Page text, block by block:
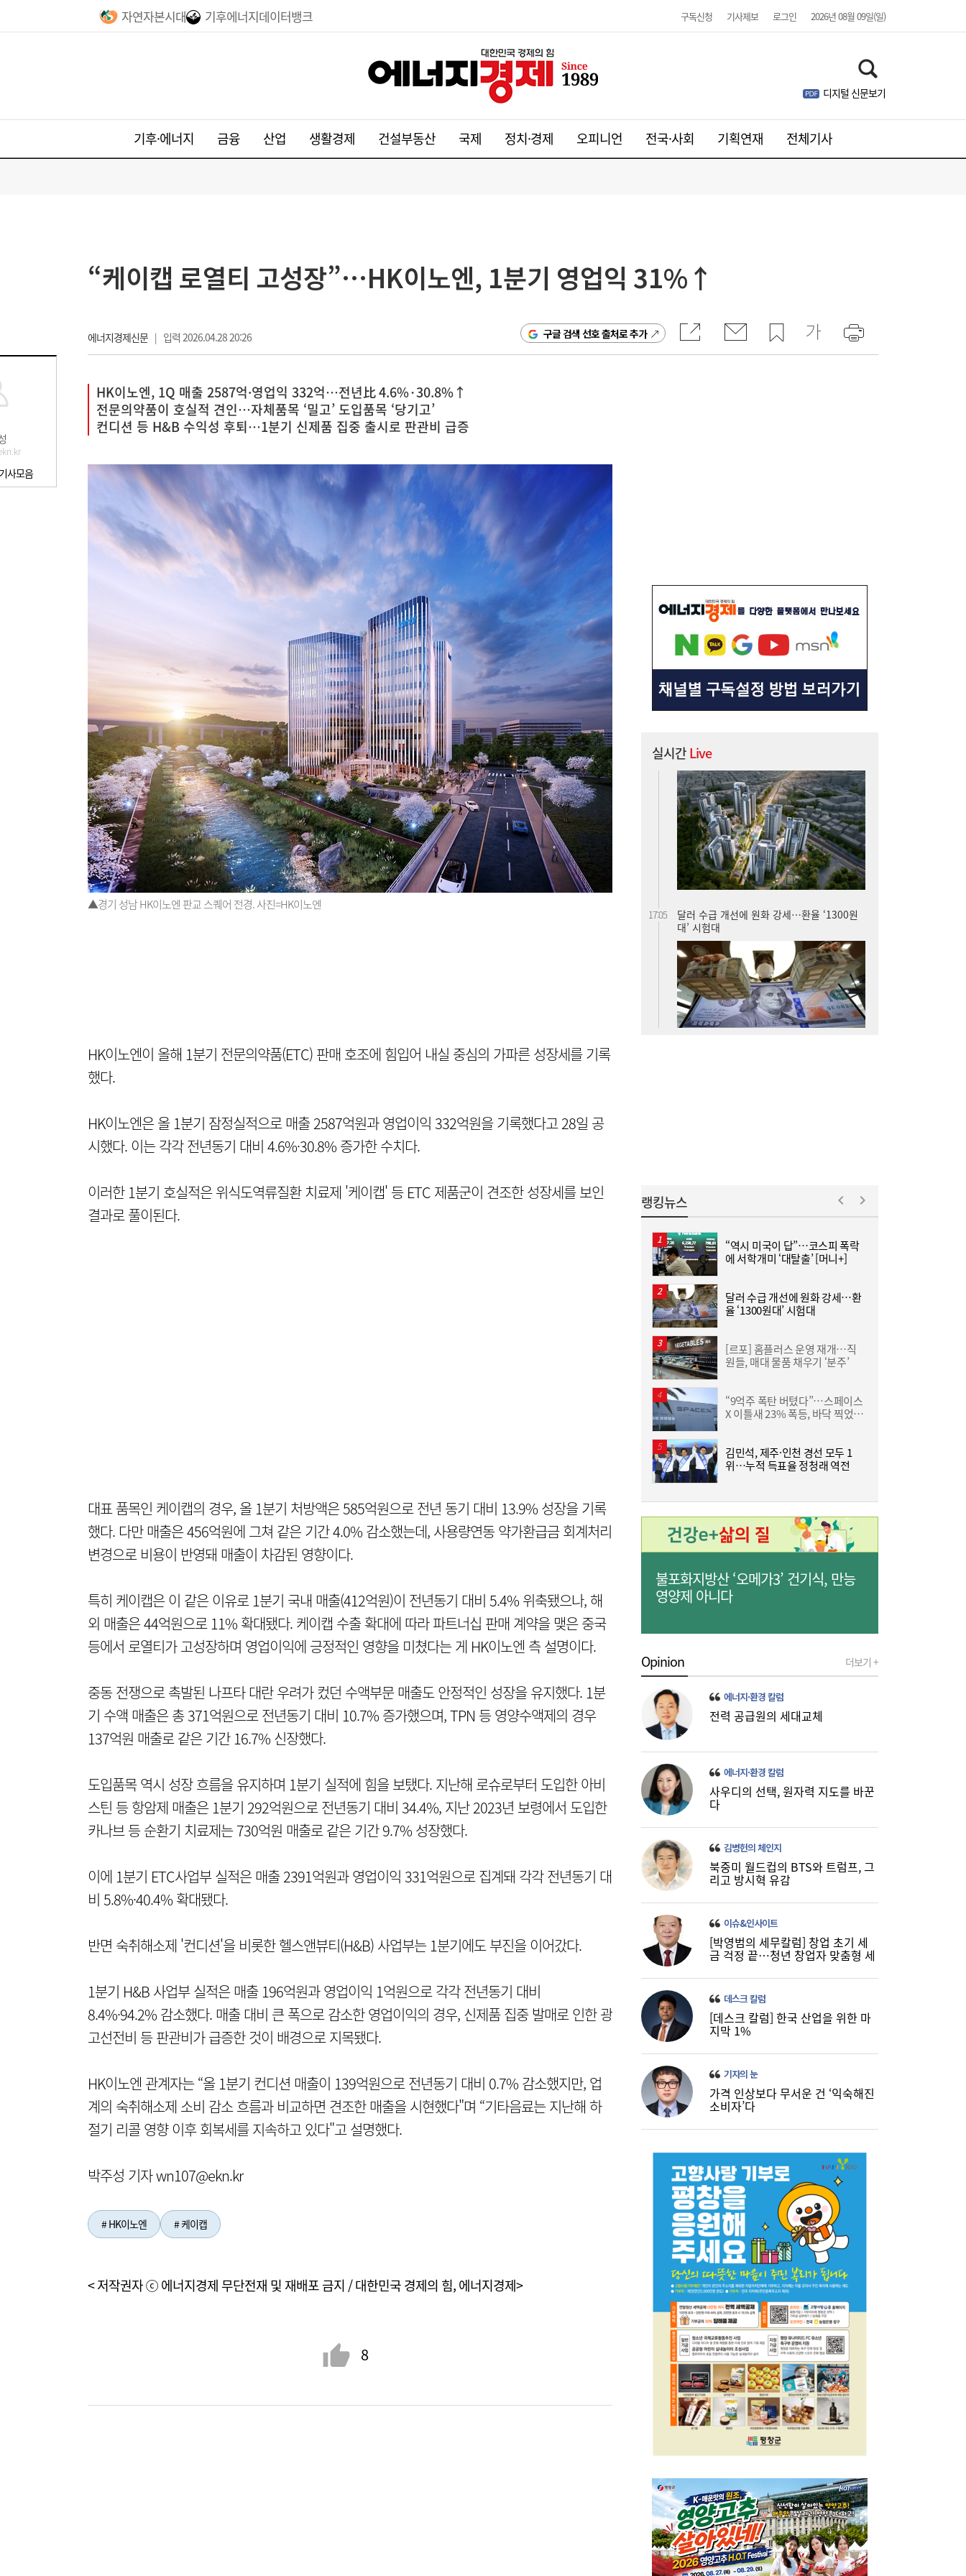
자연자본시대 기후에너지데이터뱅크 구독신청 기사제보 로그인 2026년 08월 09일(일)
디지털 신문보기
기후·에너지 금융 산업 생활경제 건설부동산 국제 정치·경제 오피니언 전국·사회 기획연재 전체기사
사모음
“케이캡 로열티 고성장”…HK이노엔, 1분기 영업익 31%↑
에너지경제신문| 입력 2026.04.28 20:26 구글 검색 선호 출처로 추가
HK이노엔, 1Q 매출 2587억·영업익 332억…전년比 4.6%·30.8%↑
전문의약품이 호실적 견인…자체품목 ‘밀고’ 도입품목 ‘당기고’
컨디션 등 H&B 수익성 후퇴…1분기 신제품 집중 출시로 판관비 급증
▲경기 성남 HK이노엔 판교 스퀘어 전경. 사진=HK이노엔
HK이노엔이 올해 1분기 전문의약품(ETC) 판매 호조에 힘입어 내실 중심의 가파른 성장세를 기록
했다.
HK이노엔은 올 1분기 잠정실적으로 매출 2587억원과 영업이익 332억원을 기록했다고 28일 공
시했다. 이는 각각 전년동기 대비 4.6%·30.8% 증가한 수치다.
이러한 1분기 호실적은 위식도역류질환 치료제 '케이캡' 등 ETC 제품군이 견조한 성장세를 보인
결과로 풀이된다.
대표 품목인 케이캡의 경우, 올 1분기 처방액은 585억원으로 전년 동기 대비 13.9% 성장을 기록
했다. 다만 매출은 456억원에 그쳐 같은 기간 4.0% 감소했는데, 사용량연동 약가환급금 회계처리
변경으로 비용이 반영돼 매출이 차감된 영향이다.
특히 케이캡은 이 같은 이유로 1분기 국내 매출(412억원)이 전년동기 대비 5.4% 위축됐으나, 해
외 매출은 44억원으로 11% 확대됐다. 케이캡 수출 확대에 따라 파트너십 판매 계약을 맺은 중국
등에서 로열티가 고성장하며 영업이익에 긍정적인 영향을 미쳤다는 게 HK이노엔 측 설명이다.
중동 전쟁으로 촉발된 나프타 대란 우려가 컸던 수액부문 매출도 안정적인 성장을 유지했다. 1분
기 수액 매출은 총 371억원으로 전년동기 대비 10.7% 증가했으며, TPN 등 영양수액제의 경우
137억원 매출로 같은 기간 16.7% 신장했다.
도입품목 역시 성장 흐름을 유지하며 1분기 실적에 힘을 보탰다. 지난해 로슈로부터 도입한 아비
스틴 등 항암제 매출은 1분기 292억원으로 전년동기 대비 34.4%, 지난 2023년 보령에서 도입한
카나브 등 순환기 치료제는 730억원 매출로 같은 기간 9.7% 성장했다.
이에 1분기 ETC사업부 실적은 매출 2391억원과 영업이익 331억원으로 집계돼 각각 전년동기 대
비 5.8%·40.4% 확대됐다.
반면 숙취해소제 '컨디션'을 비롯한 헬스앤뷰티(H&B) 사업부는 1분기에도 부진을 이어갔다.
1분기 H&B 사업부 실적은 매출 196억원과 영업이익 1억원으로 각각 전년동기 대비
8.4%·94.2% 감소했다. 매출 대비 큰 폭으로 감소한 영업이익의 경우, 신제품 집중 발매로 인한 광
고선전비 등 판관비가 급증한 것이 배경으로 지목됐다.
HK이노엔 관계자는 “올 1분기 컨디션 매출이 139억원으로 전년동기 대비 0.7% 감소했지만, 업
계의 숙취해소제 소비 감소 흐름과 비교하면 견조한 매출을 시현했다"며 “기타음료는 지난해 하
절기 리콜 영향 이후 회복세를 지속하고 있다"고 설명했다.
박주성 기자 wn107@ekn.kr
# HK이노엔 # 케이캡
< 저작권자 ⓒ 에너지경제 무단전재 및 재배포 금지 / 대한민국 경제의 힘, 에너지경제>
8
실시간Live
율 정청래 역전
[송윤주의 부동산생태계] 첫발 뗀 ‘적금주
택’…주거사다리 기능할까
달러 수급 개선에 원화 강세…환율 ‘1300원
대’ 시험대
“40도 폭염에 쓰러지면”...나도 받을 수 있는
보험금 있다
14:24
김민석 “갈등 제로” vs 정청래 “한 번 배신하
면 또”…제주서 난타전
13:11
줄었던 中企 대출, 한 달 만에 반등…5대 은
행, 기업대출 확대
11:20
“역시 미국이 답”…코스피 폭락에 서학개미
‘대탈출’ [머니+]
이쯤되면 ‘내홍위’…국힘 윤리위원 또 사퇴,
윤리위 내부 갈등 확산
랭킹뉴스
“역시 미국이 답”…코스피 폭락
에 서학개미 ‘대탈출’ [머니+]
달러 수급 개선에 원화 강세…환
율 ‘1300원대’ 시험대
[르포] 홈플러스 운영 재개…직
원들, 매대 물품 채우기 ‘분주’
“9억주 폭탄 버텼다”…스페이스
X 이틀새 23% 폭등, 바닥 찍었나
김민석, 제주·인천 경선 모두 1
위…누적 득표율 정청래 역전
불포화지방산 ‘오메가3’ 건기식, 만능
영양제 아니다
Opinion 더보기 +
에너지·환경 칼럼
전력 공급원의 세대교체
에너지·환경 칼럼
사우디의 선택, 원자력 지도를 바꾼
다
김병헌의 체인지
북중미 월드컵의 BTS와 트럼프, 그
리고 방시혁 유감
이슈&인사이트
[박영범의 세무칼럼] 창업 초기 세
금 걱정 끝…청년 창업자 맞춤형 세
데스크 칼럼
[데스크 칼럼] 한국 산업을 위한 마
지막 1%
기자의 눈
가격 인상보다 무서운 건 ‘익숙해진
소비자’다